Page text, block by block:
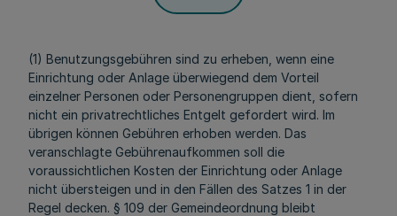
(1) Benutzungsgebühren sind zu erheben, wenn eine
Einrichtung oder Anlage überwiegend dem Vorteil
einzelner Personen oder Personengruppen dient, sofern
nicht ein privatrechtliches Entgelt gefordert wird. Im
übrigen können Gebühren erhoben werden. Das
veranschlagte Gebührenaufkommen soll die
voraussichtlichen Kosten der Einrichtung oder Anlage
nicht übersteigen und in den Fällen des Satzes 1 in der
Regel decken. § 109 der Gemeindeordnung bleibt